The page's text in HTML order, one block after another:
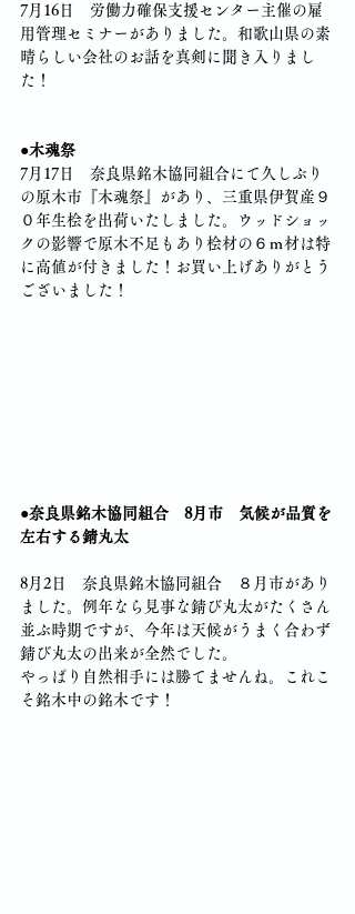
7月16日　労働力確保支援センター主催の雇
用管理セミナーがありました。和歌山県の素
晴らしい会社のお話を真剣に聞き入りまし
た！
●木魂祭
7月17日　奈良県銘木協同組合にて久しぶり
の原木市『木魂祭』があり、三重県伊賀産９
０年生桧を出荷いたしました。ウッドショッ
クの影響で原木不足もあり桧材の６ｍ材は特
に高値が付きました！お買い上げありがとう
ございました！
●奈良県銘木協同組合　8月市　気候が品質を
左右する錆丸太
8月2日　奈良県銘木協同組合　８月市があり
ました。例年なら見事な錆び丸太がたくさん
並ぶ時期ですが、今年は天候がうまく合わず
錆び丸太の出来が全然でした。
やっぱり自然相手には勝てませんね。これこ
そ銘木中の銘木です！